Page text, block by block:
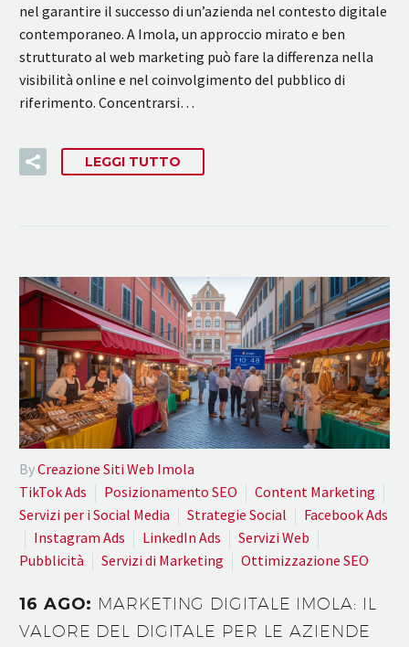
nel garantire il successo di un’azienda nel contesto digitale
contemporaneo. A Imola, un approccio mirato e ben
strutturato al web marketing può fare la differenza nella
visibilità online e nel coinvolgimento del pubblico di
riferimento. Concentrarsi…
LEGGI TUTTO
ByCreazione Siti Web Imola
TikTok Ads
Posizionamento SEO
Content Marketing
Servizi per i Social Media
Strategie Social
Facebook Ads
Instagram Ads
LinkedIn Ads
Servizi Web
Pubblicità
Servizi di Marketing Ottimizzazione SEO
16 AGO: MARKETING DIGITALE IMOLA: IL
VALORE DEL DIGITALE PER LE AZIENDE